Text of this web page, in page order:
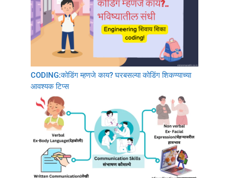
CODING:कोडिंग म्हणजे काय? घरबसल्या कोडिंग शिकण्याच्या
आवश्यक टिप्स